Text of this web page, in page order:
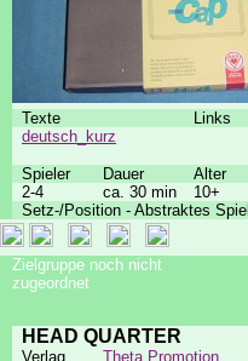
Texte Links
deutsch_kurz
Spieler
Dauer Alter
2-4
ca. 30 min 10+
Setz-/Position - Abstraktes Spiel
Zielgruppe noch nicht
zugeordnet
HEAD QUARTER
Verlag
Theta Promotion